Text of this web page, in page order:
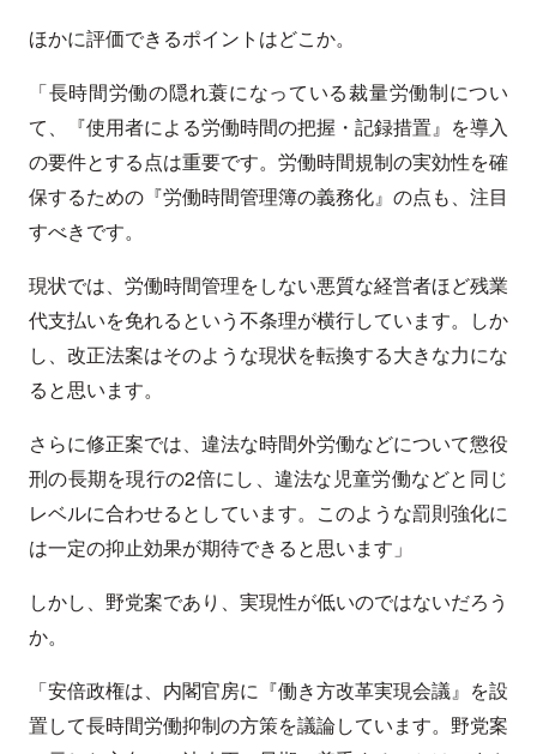
ほかに評価できるポイントはどこか。
「長時間労働の隠れ蓑になっている裁量労働制につい
て、『使用者による労働時間の把握・記録措置』を導入
の要件とする点は重要です。労働時間規制の実効性を確
保するための『労働時間管理簿の義務化』の点も、注目
すべきです。
現状では、労働時間管理をしない悪質な経営者ほど残業
代支払いを免れるという不条理が横行しています。しか
し、改正法案はそのような現状を転換する大きな力にな
ると思います。
さらに修正案では、違法な時間外労働などについて懲役
刑の長期を現行の2倍にし、違法な児童労働などと同じ
レベルに合わせるとしています。このような罰則強化に
は一定の抑止効果が期待できると思います」
しかし、野党案であり、実現性が低いのではないだろう
か。
「安倍政権は、内閣官房に『働き方改革実現会議』を設
置して長時間労働抑制の方策を議論しています。野党案